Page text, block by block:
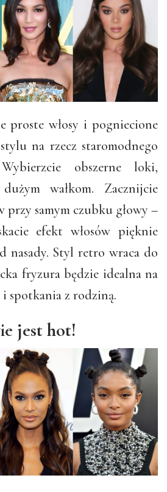
proste włosy i pogniecione
na rzecz staromodnego
obszerne loki,
wałkom. Zacznijcie
przy samym czubku głowy –
efekt włosów pięknie
nasady. Styl retro wraca do
fryzura będzie idealna na
i spotkania z rodziną.
jest hot!